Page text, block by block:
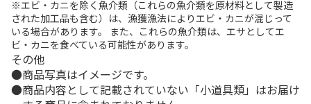
※エビ・カニを除く魚介類（これらの魚介類を原材料として製造
された加工品も含む）は、漁獲漁法によりエビ・カニが混じって
いる場合があります。 また、これらの魚介類は、エサとしてエ
ビ・カニを食べている可能性があります。
その他
商品写真はイメージです。
商品内容として記載されていない「小道具類」はお届け